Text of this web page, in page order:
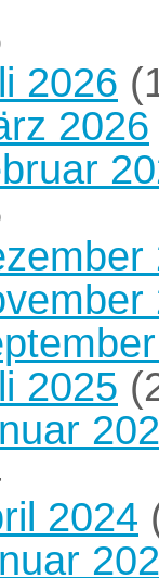
2026
2026
2025
2024